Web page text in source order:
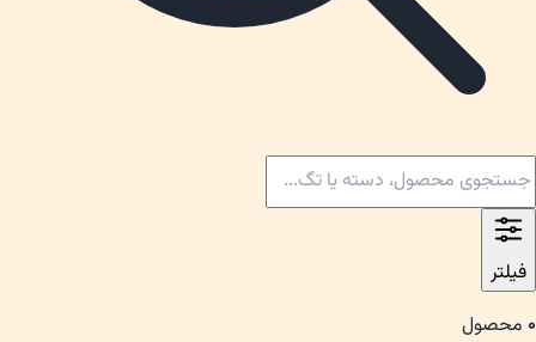
فیلتر
۰ محصول